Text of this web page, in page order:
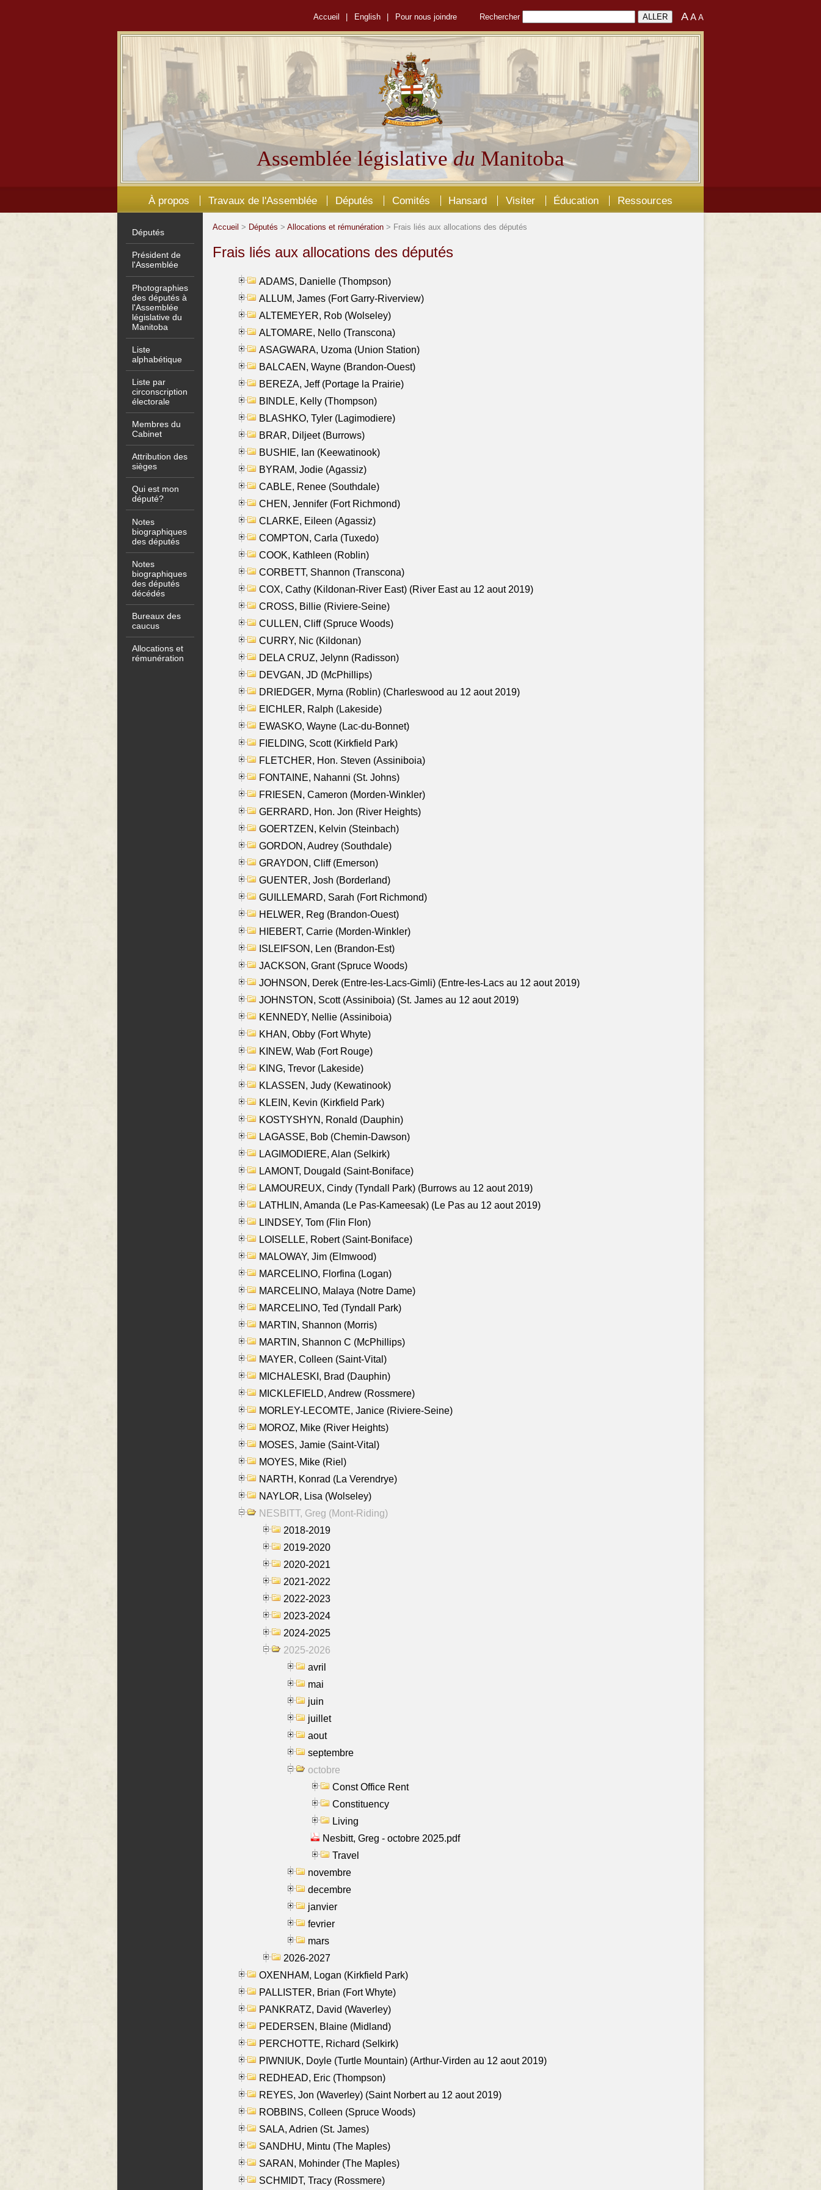
Accueil English Pour nous joindre Rechercher AA A
Assemblée législativedu Manitoba
À propos Travaux de l'Assemblée Députés Comités Hansard Visiter Éducation Ressources
Députés
Président de
l'Assemblée
Photographies
des députés à
l'Assemblée
législative du
Manitoba
Liste
alphabétique
Liste par
circonscription
électorale
Membres du
Cabinet
Attribution des
sièges
Qui est mon
député?
Notes
biographiques
des députés
Notes
biographiques
des députés
décédés
Bureaux des
caucus
Allocations et
rémunération
Accueil > Députés > Allocations et rémunération > Frais liés aux allocations des députés
Frais liés aux allocations des députés
ADAMS, Danielle (Thompson)
ALLUM, James (Fort Garry-Riverview)
ALTEMEYER, Rob (Wolseley)
ALTOMARE, Nello (Transcona)
ASAGWARA, Uzoma (Union Station)
BALCAEN, Wayne (Brandon-Ouest)
BEREZA, Jeff (Portage la Prairie)
BINDLE, Kelly (Thompson)
BLASHKO, Tyler (Lagimodiere)
BRAR, Diljeet (Burrows)
BUSHIE, Ian (Keewatinook)
BYRAM, Jodie (Agassiz)
CABLE, Renee (Southdale)
CHEN, Jennifer (Fort Richmond)
CLARKE, Eileen (Agassiz)
COMPTON, Carla (Tuxedo)
COOK, Kathleen (Roblin)
CORBETT, Shannon (Transcona)
COX, Cathy (Kildonan-River East) (River East au 12 aout 2019)
CROSS, Billie (Riviere-Seine)
CULLEN, Cliff (Spruce Woods)
CURRY, Nic (Kildonan)
DELA CRUZ, Jelynn (Radisson)
DEVGAN, JD (McPhillips)
DRIEDGER, Myrna (Roblin) (Charleswood au 12 aout 2019)
EICHLER, Ralph (Lakeside)
EWASKO, Wayne (Lac-du-Bonnet)
FIELDING, Scott (Kirkfield Park)
FLETCHER, Hon. Steven (Assiniboia)
FONTAINE, Nahanni (St. Johns)
FRIESEN, Cameron (Morden-Winkler)
GERRARD, Hon. Jon (River Heights)
GOERTZEN, Kelvin (Steinbach)
GORDON, Audrey (Southdale)
GRAYDON, Cliff (Emerson)
GUENTER, Josh (Borderland)
GUILLEMARD, Sarah (Fort Richmond)
HELWER, Reg (Brandon-Ouest)
HIEBERT, Carrie (Morden-Winkler)
ISLEIFSON, Len (Brandon-Est)
JACKSON, Grant (Spruce Woods)
JOHNSON, Derek (Entre-les-Lacs-Gimli) (Entre-les-Lacs au 12 aout 2019)
JOHNSTON, Scott (Assiniboia) (St. James au 12 aout 2019)
KENNEDY, Nellie (Assiniboia)
KHAN, Obby (Fort Whyte)
KINEW, Wab (Fort Rouge)
KING, Trevor (Lakeside)
KLASSEN, Judy (Kewatinook)
KLEIN, Kevin (Kirkfield Park)
KOSTYSHYN, Ronald (Dauphin)
LAGASSE, Bob (Chemin-Dawson)
LAGIMODIERE, Alan (Selkirk)
LAMONT, Dougald (Saint-Boniface)
LAMOUREUX, Cindy (Tyndall Park) (Burrows au 12 aout 2019)
LATHLIN, Amanda (Le Pas-Kameesak) (Le Pas au 12 aout 2019)
LINDSEY, Tom (Flin Flon)
LOISELLE, Robert (Saint-Boniface)
MALOWAY, Jim (Elmwood)
MARCELINO, Florfina (Logan)
MARCELINO, Malaya (Notre Dame)
MARCELINO, Ted (Tyndall Park)
MARTIN, Shannon (Morris)
MARTIN, Shannon C (McPhillips)
MAYER, Colleen (Saint-Vital)
MICHALESKI, Brad (Dauphin)
MICKLEFIELD, Andrew (Rossmere)
MORLEY-LECOMTE, Janice (Riviere-Seine)
MOROZ, Mike (River Heights)
MOSES, Jamie (Saint-Vital)
MOYES, Mike (Riel)
NARTH, Konrad (La Verendrye)
NAYLOR, Lisa (Wolseley)
NESBITT, Greg (Mont-Riding)
2018-2019
2019-2020
2020-2021
2021-2022
2022-2023
2023-2024
2024-2025
2025-2026
avril
mai
juin
juillet
aout
septembre
octobre
Const Office Rent
Constituency
Living
Nesbitt, Greg - octobre 2025.pdf
Travel
novembre
decembre
janvier
fevrier
mars
2026-2027
OXENHAM, Logan (Kirkfield Park)
PALLISTER, Brian (Fort Whyte)
PANKRATZ, David (Waverley)
PEDERSEN, Blaine (Midland)
PERCHOTTE, Richard (Selkirk)
PIWNIUK, Doyle (Turtle Mountain) (Arthur-Virden au 12 aout 2019)
REDHEAD, Eric (Thompson)
REYES, Jon (Waverley) (Saint Norbert au 12 aout 2019)
ROBBINS, Colleen (Spruce Woods)
SALA, Adrien (St. James)
SANDHU, Mintu (The Maples)
SARAN, Mohinder (The Maples)
SCHMIDT, Tracy (Rossmere)